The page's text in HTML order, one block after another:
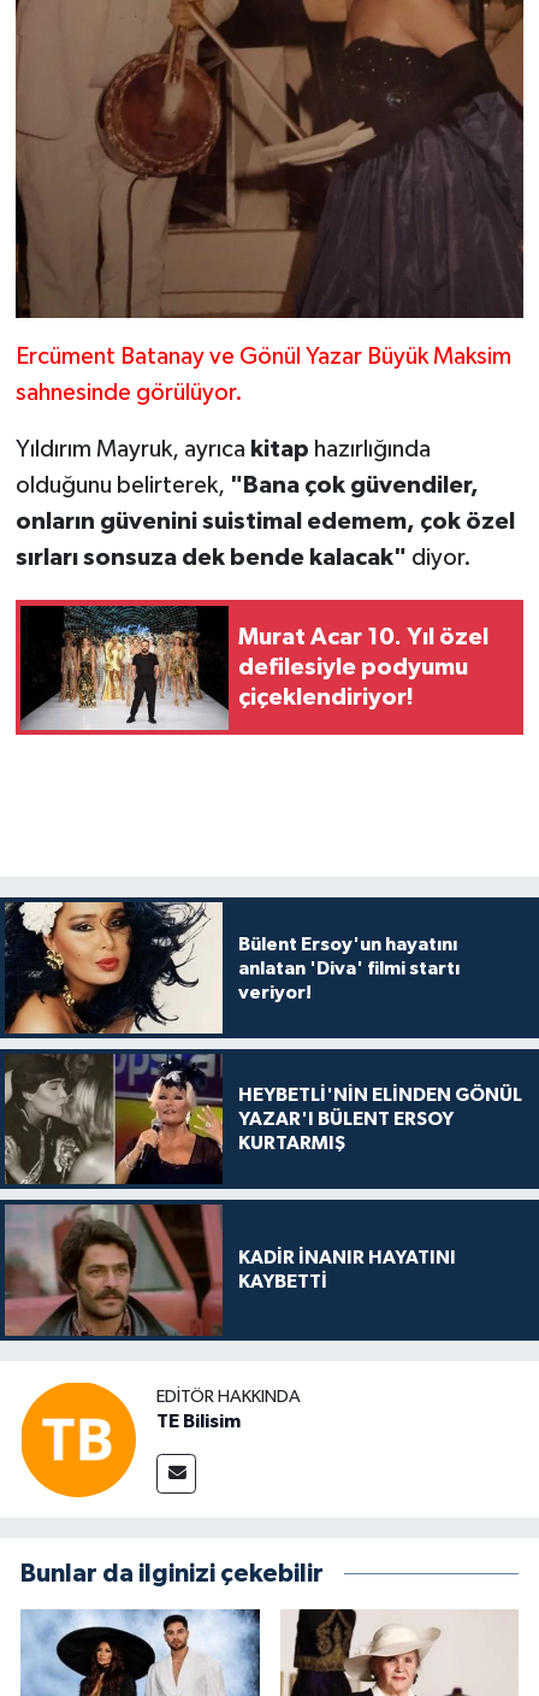
Ercüment Batanay ve Gönül Yazar Büyük Maksim
sahnesinde görülüyor.
Yıldırım Mayruk, ayrıca kitap hazırlığında
olduğunu belirterek, "Bana çok güvendiler,
onların güvenini suistimal edemem, çok özel
sırları sonsuza dek bende kalacak" diyor.
Murat Acar 10. Yıl özel
defilesiyle podyumu
çiçeklendiriyor!
Bülent Ersoy'un hayatını
anlatan 'Diva' filmi startı
veriyor!
HEYBETLİ'NİN ELİNDEN GÖNÜL
YAZAR'I BÜLENT ERSOY
KURTARMIŞ
KADİR İNANIR HAYATINI
KAYBETTİ
EDITÖR HAKKINDA
TE Bilisim
Bunlar da ilginizi çekebilir